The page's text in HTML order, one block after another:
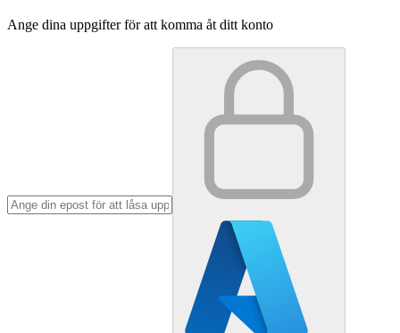
Ange dina uppgifter för att komma åt ditt konto